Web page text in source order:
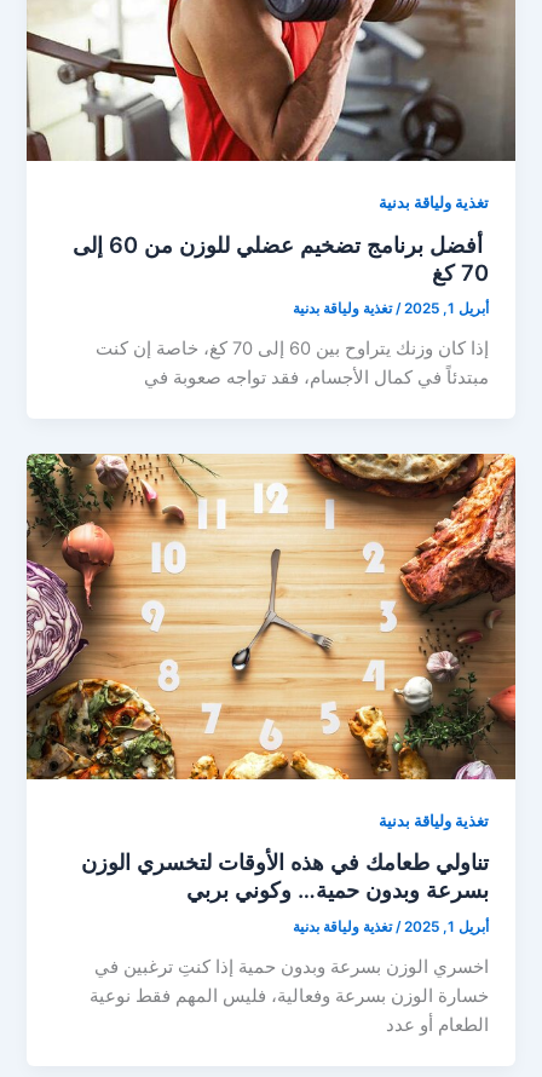
تغذية ولياقة بدنية
أفضل برنامج تضخيم عضلي للوزن من 60 إلى
70 كغ
أبريل 1, 2025 /تغذية ولياقة بدنية
إذا كان وزنك يتراوح بين 60 إلى 70 كغ، خاصة إن كنت
مبتدئاً في كمال الأجسام، فقد تواجه صعوبة في
تغذية ولياقة بدنية
تناولي طعامك في هذه الأوقات لتخسري الوزن
بسرعة وبدون حمية… وكوني بربي
أبريل 1, 2025 /تغذية ولياقة بدنية
اخسري الوزن بسرعة وبدون حمية إذا كنتِ ترغبين في
خسارة الوزن بسرعة وفعالية، فليس المهم فقط نوعية
الطعام أو عدد